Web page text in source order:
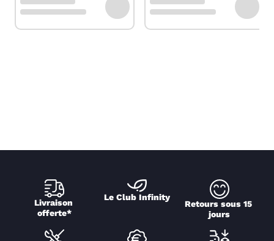
Livraison
offerte*
Le Club Infinity
Retours sous 15
jours